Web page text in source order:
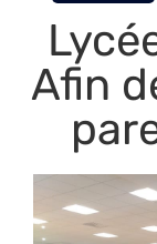
Afin